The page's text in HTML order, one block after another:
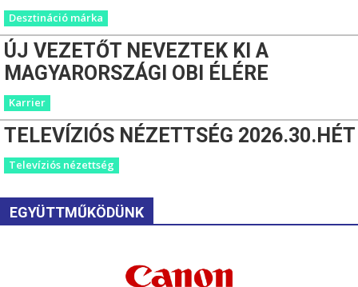
Desztináció márka
ÚJ VEZETŐT NEVEZTEK KI A
MAGYARORSZÁGI OBI ÉLÉRE
Karrier
TELEVÍZIÓS NÉZETTSÉG 2026.30.HÉT
Televíziós nézettség
EGYÜTTMŰKÖDÜNK